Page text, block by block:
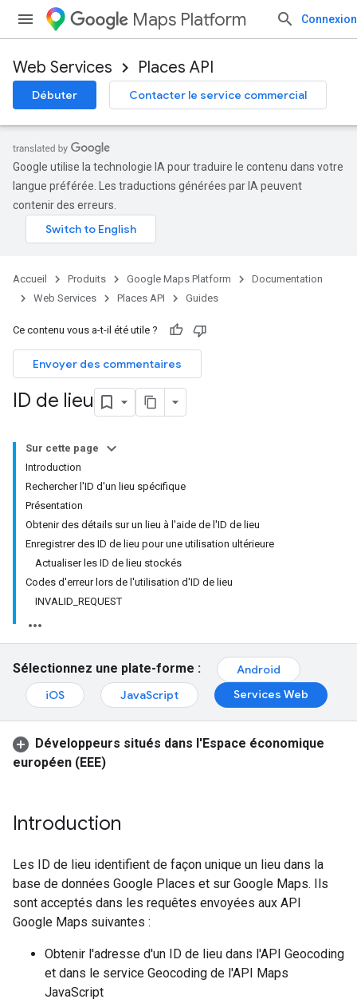
Maps Platform Connexion
Web Services Places API
Débuter Contacter le service commercial
Google utilise la technologie IA pour traduire le contenu dans votre
langue préférée. Les traductions générées par IA peuvent
contenir des erreurs.
Accueil Produits Google Maps Platform
Documentation
Web Services
Places API Guides
Ce contenu vous a-t-il été utile ?
Envoyer des commentaires
ID de lieu
Sur cette page
Introduction
Rechercher l'ID d'un lieu spécifique
Présentation
Obtenir des détails sur un lieu à l'aide de l'ID de lieu
Enregistrer des ID de lieu pour une utilisation ultérieure
Actualiser les ID de lieu stockés
Codes d'erreur lors de l'utilisation d'ID de lieu
INVALID_REQUEST
Sélectionnez une plate-forme :
Android
iOS
JavaScript Services Web
Développeurs situés dans l'Espace économique
européen (EEE)
Introduction
Les ID de lieu identifient de façon unique un lieu dans la
base de données Google Places et sur Google Maps. Ils
sont acceptés dans les requêtes envoyées aux API
Google Maps suivantes :
Obtenir l'adresse d'un ID de lieu dans l'API Geocoding
et dans le service Geocoding de l'API Maps
JavaScript